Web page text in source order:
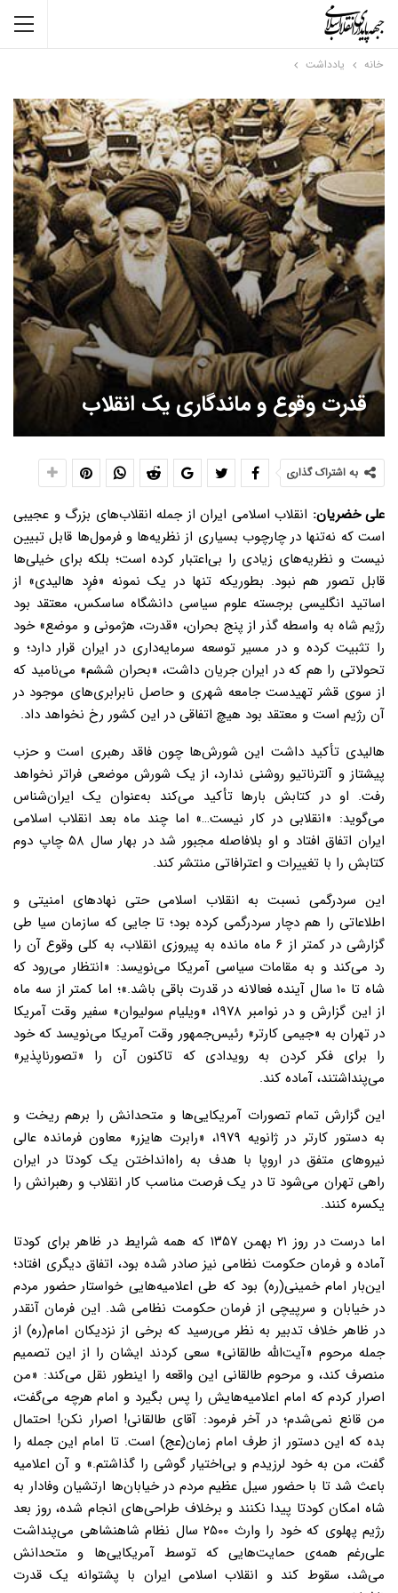
خانه یادداشت
قدرت وقوع و ماندگاری یک انقلاب
به اشتراک گذاری
علی خضریان: انقلاب اسلامی ایران از جمله انقلاب‌های بزرگ و عجیبی
است که نه‌تنها در چارچوب بسیاری از نظریه‌ها و فرمول‌ها قابل تبیین
نیست و نظریه‌های زیادی را بی‌اعتبار کرده است؛ بلکه برای خیلی‌ها
قابل تصور هم نبود. بطوریکه تنها در یک نمونه «فرِد هالیدی» از
اساتید انگلیسی برجسته علوم سیاسی دانشگاه ساسکس، معتقد بود
رژیم شاه به واسطه گذر از پنج بحران، «قدرت، هژمونی و موضع» خود
را تثبیت کرده و در مسیر توسعه سرمایه‌داری در ایران قرار دارد؛ و
تحولاتی را هم که در ایران جریان داشت، «بحران ششم» می‌نامید که
از سوی قشر تهیدست جامعه شهری و حاصل نابرابری‌های موجود در
آن رژیم است و معتقد بود هیچ اتفاقی در این کشور رخ نخواهد داد.
هالیدی تأکید داشت این شورش‌ها چون فاقد رهبری است و حزب
پیشتاز و آلترناتیو روشنی ندارد، از یک شورش موضعی فراتر نخواهد
رفت. او در کتابش بارها تأکید می‌کند به‌عنوان یک ایران‌شناس
می‌گوید: «انقلابی در کار نیست…» اما چند ماه بعد انقلاب اسلامی
ایران اتفاق افتاد و او بلافاصله مجبور شد در بهار سال ۵۸ چاپ دوم
کتابش را با تغییرات و اعترافاتی منتشر کند.
این سردرگمی نسبت به انقلاب اسلامی حتی نهادهای امنیتی و
اطلاعاتی را هم دچار سردرگمی کرده بود؛ تا جایی که سازمان سیا طی
گزارشی در کمتر از ۶ ماه مانده به پیروزی انقلاب، به کلی وقوع آن را
رد می‌کند و به مقامات سیاسی آمریکا می‌نویسد: «انتظار می‌رود که
شاه تا ۱۰ سال آینده فعالانه در قدرت باقی باشد.»؛ اما کمتر از سه ماه
از این گزارش و در نوامبر ۱۹۷۸، «ویلیام سولیوان» سفیر وقت آمریکا
در تهران به «جیمی کارتر» رئیس‌جمهور وقت آمریکا می‌نویسد که خود
را برای فکر کردن به رویدادی که تاکنون آن را «تصورناپذیر»
می‌پنداشتند، آماده کند.
این گزارش تمام تصورات آمریکایی‌ها و متحدانش را برهم ریخت و
به دستور کارتر در ژانویه ۱۹۷۹، «رابرت هایزر» معاون فرمانده عالی
نیروهای متفق در اروپا با هدف به راه‌انداختن یک کودتا در ایران
راهی تهران می‌شود تا در یک فرصت مناسب کار انقلاب و رهبرانش را
یکسره کنند.
اما درست در روز ۲۱ بهمن ۱۳۵۷ که همه شرایط در ظاهر برای کودتا
آماده و فرمان حکومت نظامی نیز صادر شده بود، اتفاق دیگری افتاد؛
این‌بار امام خمینی(ره) بود که طی اعلامیه‌هایی خواستار حضور مردم
در خیابان و سرپیچی از فرمان حکومت نظامی شد. این فرمان آنقدر
در ظاهر خلاف تدبیر به نظر می‌رسید که برخی از نزدیکان امام(ره) از
جمله مرحوم «آیت‌الله طالقانی» سعی کردند ایشان را از این تصمیم
منصرف کند، و مرحوم طالقانی این واقعه را اینطور نقل می‌کند: «من
اصرار کردم که امام اعلامیه‌هایش را پس بگیرد و امام هرچه می‌گفت،
من قانع نمی‌شدم؛ در آخر فرمود: آقای طالقانی! اصرار نکن! احتمال
بده که این دستور از طرف امام زمان(عج) است. تا امام این جمله را
گفت، من به خود لرزیدم و بی‌اختیار گوشی را گذاشتم.» و آن اعلامیه
باعث شد تا با حضور سیل عظیم مردم در خیابان‌ها ارتشیان وفادار به
شاه امکان کودتا پیدا نکنند و برخلاف طراحی‌های انجام شده، روز بعد
رژیم پهلوی که خود را وارث ۲۵۰۰ سال نظام شاهنشاهی می‌پنداشت
علی‌رغم همه‌ی حمایت‌هایی که توسط آمریکایی‌ها و متحدانش
می‌شد، سقوط کند و انقلاب اسلامی ایران با پشتوانه یک قدرت